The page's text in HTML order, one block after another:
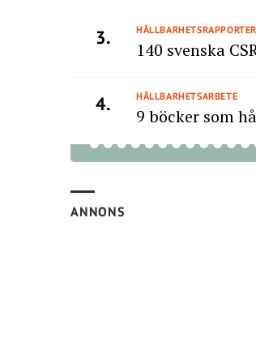
3.
140 svenska
4. HÅLLBARHETSARBETE
9 böcker som
ANNONS